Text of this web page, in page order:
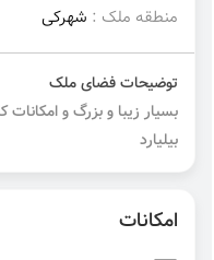
منطقه ملک : شهرکی
توضیحات فضای ملک
بسیار زیبا و بزرگ و
بیلیارد
امکانات